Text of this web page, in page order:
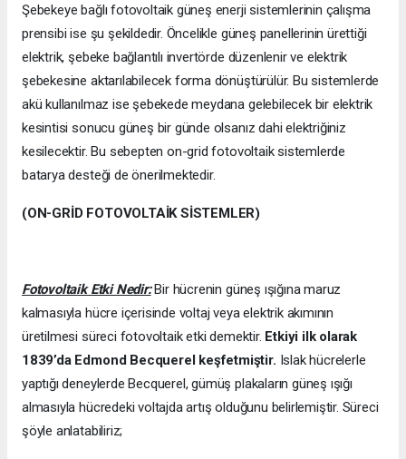
Şebekeye bağlı fotovoltaik güneş enerji sistemlerinin çalışma
prensibi ise şu şekildedir. Öncelikle güneş panellerinin ürettiği
elektrik, şebeke bağlantılı invertörde düzenlenir ve elektrik
şebekesine aktarılabilecek forma dönüştürülür. Bu sistemlerde
akü kullanılmaz ise şebekede meydana gelebilecek bir elektrik
kesintisi sonucu güneş bir günde olsanız dahi elektriğiniz
kesilecektir. Bu sebepten on-grid fotovoltaik sistemlerde
batarya desteği de önerilmektedir.
(ON-GRİD FOTOVOLTAİK SİSTEMLER)
Fotovoltaik Etki Nedir:Bir hücrenin güneş ışığına maruz
kalmasıyla hücre içerisinde voltaj veya elektrik akımının
üretilmesi süreci fotovoltaik etki demektir. Etkiyi ilk olarak
1839’da Edmond Becquerel keşfetmiştir. Islak hücrelerle
yaptığı deneylerde Becquerel, gümüş plakaların güneş ışığı
almasıyla hücredeki voltajda artış olduğunu belirlemiştir. Süreci
şöyle anlatabiliriz;